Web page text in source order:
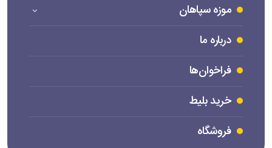
موزه سپاهان
درباره ما
فراخوان‌ها
خرید بلیط
فروشگاه